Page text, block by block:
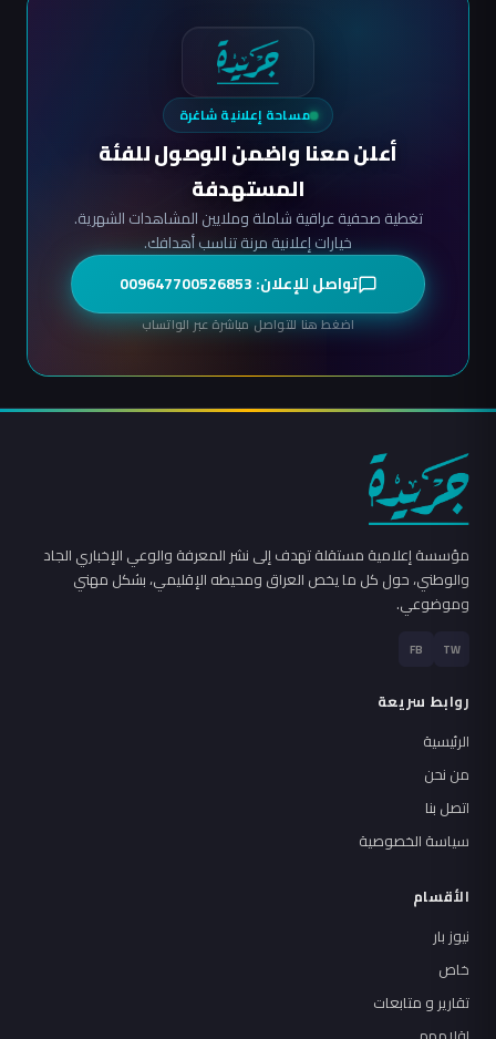
مساحة إعلانية شاغرة
أعلن معنا واضمن الوصول للفئة
المستهدفة
تغطية صحفية عراقية شاملة وملايين المشاهدات الشهرية.
خيارات إعلانية مرنة تناسب أهدافك.
تواصل للإعلان: 009647700526853
اضغط هنا للتواصل مباشرة عبر الواتساب
مؤسسة إعلامية مستقلة تهدف إلى نشر المعرفة والوعي الإخباري الجاد
والوطني، حول كل ما يخص العراق ومحيطه الإقليمي، بشكل مهني
وموضوعي.
TW
FB
روابط سريعة
الرئيسية
من نحن
اتصل بنا
سياسة الخصوصية
الأقسام
نيوز بار
خاص
تقارير و متابعات